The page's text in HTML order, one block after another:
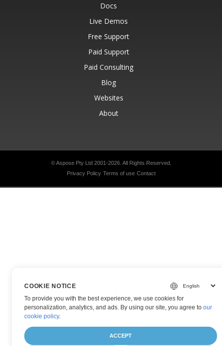
Docs
Live Demos
Free Support
Paid Support
Paid Consulting
Blog
Websites
About
© Aspose Pty Ltd 2001-2026. All Rights Reserved.
Privacy Policy Terms of use Contact
COOKIE NOTICE
To provide you with the best experience, we use cookies for
personalization, analytics, and ads. By using our site, you agree toour
cookie policy.
ACCEPT